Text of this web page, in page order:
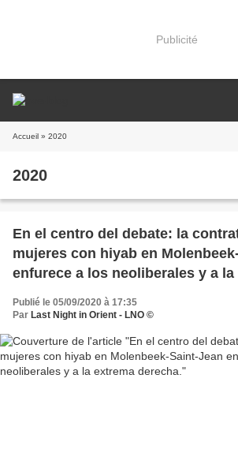
Publicité
Accueil » 2020
2020
En el centro del debate: la
mujeres con hiyab en Molenbeek-Saint-Jean
enfurece a los neoliberales y a la
derecha.
Publié le 05/09/2020 à 17:35
Par Last Night in Orient - LNO ©